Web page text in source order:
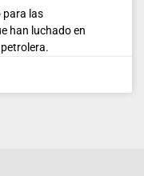
para las
han luchado en